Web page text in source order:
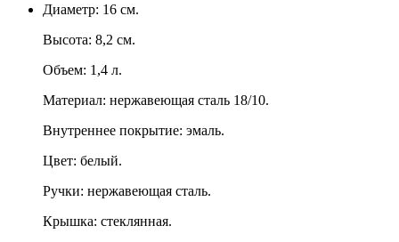
Диаметр: 16 см.
Высота: 8,2 см.
Объем: 1,4 л.
Материал: нержавеющая сталь 18/10.
Внутреннее покрытие: эмаль.
Цвет: белый.
Ручки: нержавеющая сталь.
Крышка: стеклянная.